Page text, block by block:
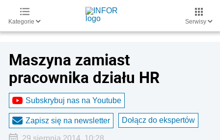
Kategorie Serwisy
Maszyna zamiast
pracownika działu HR
Subskrybuj nas na Youtube
Zapisz się na newsletter Dołącz do ekspertów
29 sierpnia 2014, 10:28